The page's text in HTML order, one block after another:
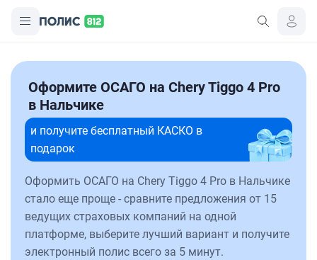
Оформите ОСАГО на Chery Tiggo 4 Pro
в Нальчике
и получите бесплатный КАСКО в
подарок
Оформить ОСАГО на Chery Tiggo 4 Pro в Нальчике
стало еще проще - сравните предложения от 15
ведущих страховых компаний на одной
платформе, выберите лучший вариант и получите
электронный полис всего за 5 минут.